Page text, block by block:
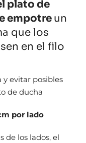
plato de
empotre un
que los
en el filo
evitar posibles
de ducha
por lado
de los lados, el